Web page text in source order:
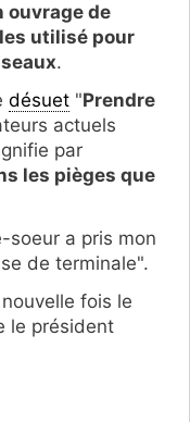
ouvrage de
utilisé pour
.
désuet "Prendre
actuels
par
les pièges que
soeur a pris mon
de terminale".
fois le
le président